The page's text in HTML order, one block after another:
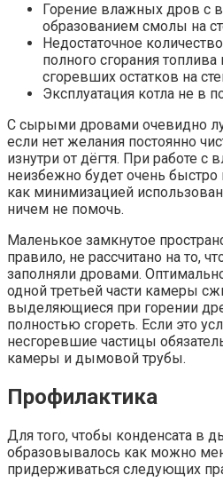
Горение влажных дров с
образованием смолы на
Недостаточное
полного сгорания
сгоревших остатков на
Эксплуатация котла не в
С сырыми дровами очевидно
если нет желания постоянно
изнутри от дёгтя. При работе
неизбежно будет очень быстро
как минимизацией
ничем не помочь.
Маленькое замкнутое
правило, не рассчитано на то,
заполняли дровами.
одной третьей части камеры
выделяющиеся при горении
полностью сгореть. Если это
несгоревшие частицы
камеры и дымовой трубы.
Профилактика
Для того, чтобы конденсата в
образовывалось как можно
придерживаться следующих